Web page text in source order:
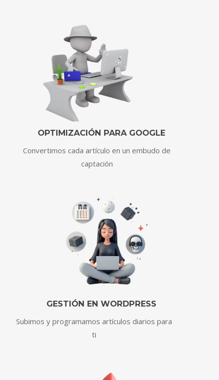
OPTIMIZACIÓN PARA GOOGLE
Convertimos cada artículo en un embudo de
captación
GESTIÓN EN WORDPRESS
Subimos y programamos artículos diarios para
ti